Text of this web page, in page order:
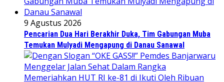
9 Agustus 2026
Pencarian Dua Hari Berakhir Duka, Tim Gabungan Muba
Temukan Mulyadi Mengapung di Danau Sanawal